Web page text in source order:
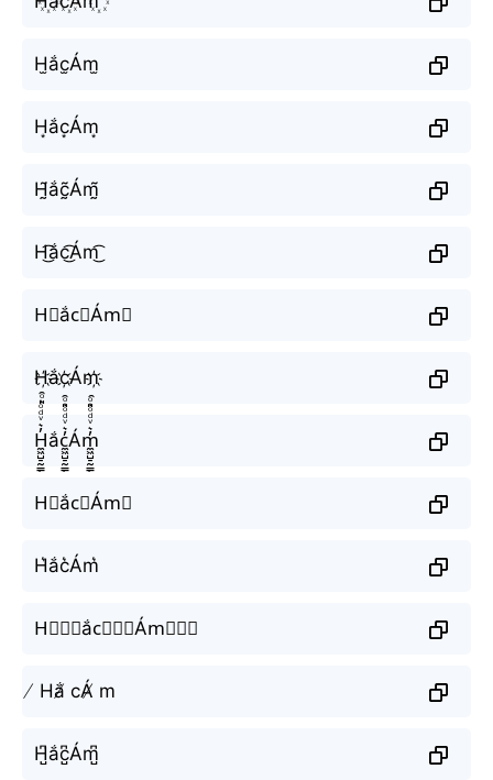
H̫ắc̫Ám̫
H͙ắc͙Ám͙
H̰̃ắc̰̃Ám̰̃
H͜͡ắc͜͡Ám͜͡
H⃟ắc⃟Ám⃟
H҉ắc҉Ám҉
H̼͖̺̠̰͇̙̓͛ͮͩͦ̎ͦ̑ͅắc̼͖̺̠̰͇̙̓͛ͮͩͦ̎ͦ̑ͅÁm̼͖̺̠̰͇̙̓͛ͮͩͦ̎ͦ̑ͅ
H⃗ắc⃗Ám⃗
H͛ắc͛Ám͛
H⃒⃒⃒ắc⃒⃒⃒Ám⃒⃒⃒
̸ Hắ̸ cÁ̸ m
H̺͆ắc̺͆Ám̺͆